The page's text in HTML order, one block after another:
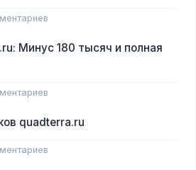
Минус 180 тысяч и полная
quadterra.ru